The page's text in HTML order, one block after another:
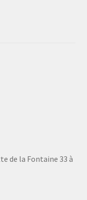
de la Fontaine 33 à